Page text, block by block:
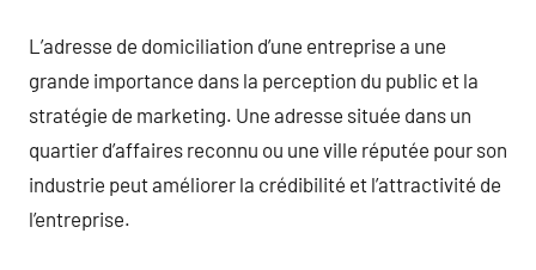
L’adresse de domiciliation d’une entreprise a une
grande importance dans la perception du public et la
stratégie de marketing. Une adresse située dans un
quartier d’affaires reconnu ou une ville réputée pour son
industrie peut améliorer la crédibilité et l’attractivité de
l’entreprise.